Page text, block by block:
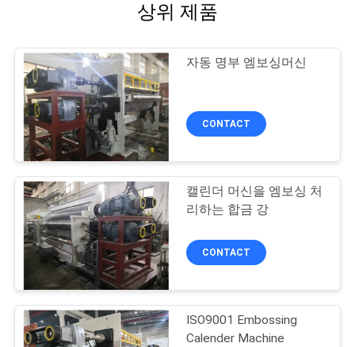
상위 제품
자동 명부 엠보싱머신
CONTACT
캘린더 머신을 엠보싱 처
리하는 합금 강
CONTACT
ISO9001 Embossing
Calender Machine